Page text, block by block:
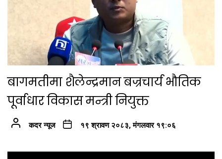
बागमतीमा शैलेन्द्रमान बज्रचार्य भौतिक
पूर्वाधार विकास मन्त्री नियुक्त
कदर न्यूज १९ श्रावण २०८३, मंगलवार १९:०६